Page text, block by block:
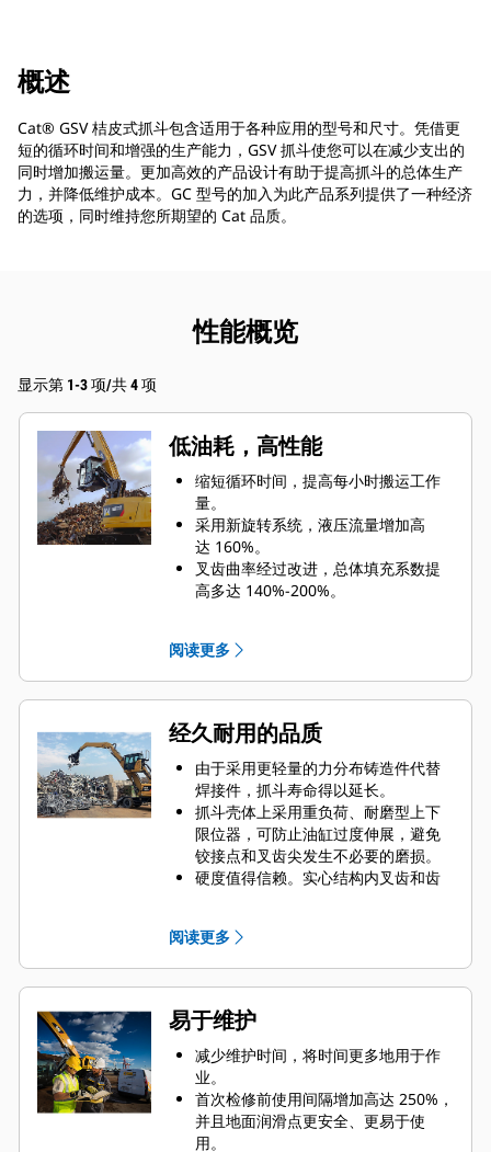
概述
Cat® GSV 桔皮式抓斗包含适用于各种应用的型号和尺寸。凭借更
短的循环时间和增强的生产能力，GSV 抓斗使您可以在减少支出的
同时增加搬运量。更加高效的产品设计有助于提高抓斗的总体生产
力，并降低维护成本。GC 型号的加入为此产品系列提供了一种经济
的选项，同时维持您所期望的 Cat 品质。
性能概览
显示第 1-3 项/共 4 项
低油耗，高性能
缩短循环时间，提高每小时搬运工作
量。
采用新旋转系统，液压流量增加高
达 160%。
叉齿曲率经过改进，总体填充系数提
高多达 140%-200%。
效率水平。
阅读更多
经久耐用的品质
由于采用更轻量的力分布铸造件代替
焊接件，抓斗寿命得以延长。
抓斗壳体上采用重负荷、耐磨型上下
限位器，可防止油缸过度伸展，避免
铰接点和叉齿尖发生不必要的磨损。
硬度值得信赖。实心结构内叉齿和齿
可消除机架上的薄弱点。
采用易于更换的铸造叉齿尖，增加磨
损寿命。
阅读更多
易于维护
减少维护时间，将时间更多地用于作
业。
首次检修前使用间隔增加高达 250%，
并且地面润滑点更安全、更易于使
用。